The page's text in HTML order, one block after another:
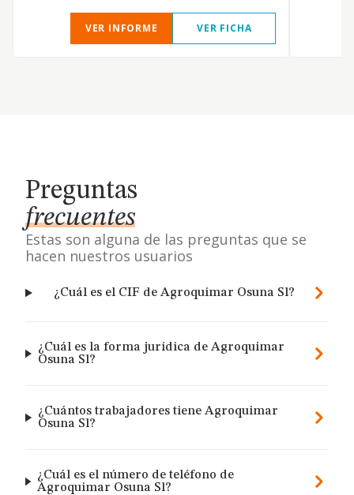
VER INFORME VER FICHA
Preguntas
frecuentes
Estas son alguna de las preguntas que se
hacen nuestros usuarios
¿Cuál es el CIF de Agroquimar Osuna Sl?
¿Cuál es la forma jurídica de Agroquimar
Osuna Sl?
¿Cuántos trabajadores tiene Agroquimar
Osuna Sl?
¿Cuál es el número de teléfono de
Agroquimar Osuna Sl?